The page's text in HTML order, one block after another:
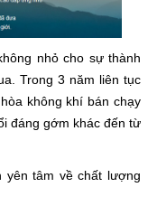
nhỏ cho sự thành
Trong 3 năm liên tục
không khí bán chạy
đáng gớm khác đến từ
yên tâm về chất lượng